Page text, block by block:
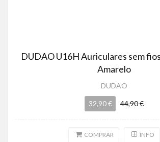
DUDAO U16H Auriculares sem
Amarelo
DUDAO
32,90 € 44,90 €
COMPRAR INFO